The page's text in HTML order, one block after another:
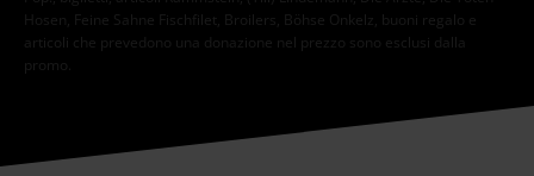
Hosen, Feine Sahne Fischfilet, Broilers, Böhse Onkelz, buoni regalo e
articoli che prevedono una donazione nel prezzo sono esclusi dalla
promo.